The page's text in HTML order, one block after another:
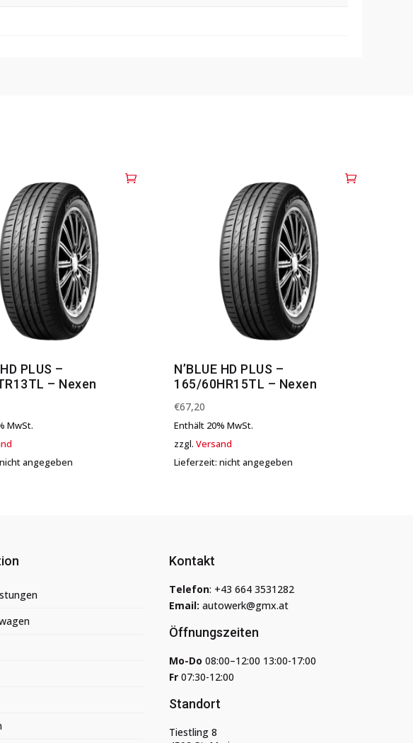
PLUS –
– Nexen
MwSt.
angegeben
N’BLUE HD PLUS –
165/60HR15TL – Nexen
€67,20
Enthält 20% MwSt.
zzgl.Versand
Lieferzeit: nicht angegeben
Kontakt
Telefon: +43 664 3531282
Email: autowerk@gmx.at
Öffnungszeiten
Mo-Do 08:00–12:00 13:00-17:00
Fr 07:30-12:00
Standort
Tiestling 8